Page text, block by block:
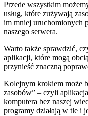
Przede wszystkim
usług, które zużywają
⁤im mniej uruchomionych
naszego serwera.
Warto także sprawdzić,
aplikacji, które mogą
przynieść znaczną
Kolejnym krokiem ‌może
zasobów”‌ – czyli
komputera bez naszej
programy działają w tle i